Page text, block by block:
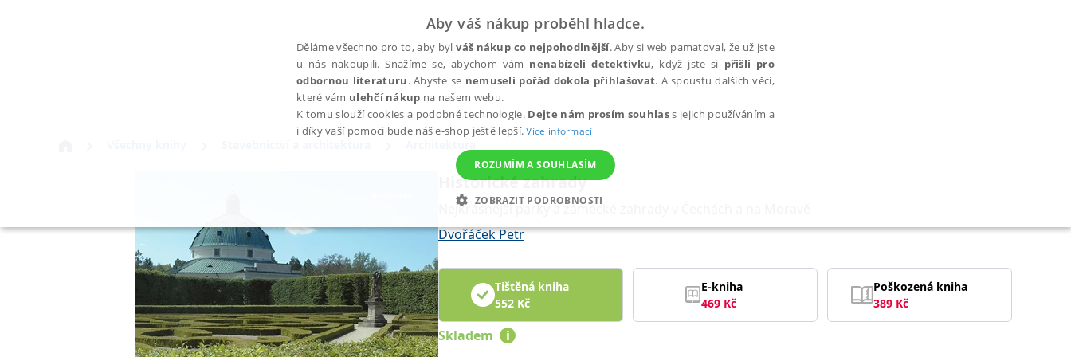
Historické zahrady
Nejkrásnější parky a zámecké zahrady v Čechách a na Moravě
Dvořáček Petr
Tištěná kniha
552 Kč
E-kniha
469 Kč
Poškozená kniha
389 Kč
Skladem i
Aby váš nákup proběhl hladce.
Děláme všechno pro to, aby bylváš nákup co nejpohodlnější. Aby si web pamatoval, že už jste
u nás nakoupili. Snažíme se, abychom vám nenabízeli detektivku, když jste si přišli pro
odbornou literaturu. Abyste se nemuseli pořád dokola přihlašovat. A spoustu dalších věcí,
které vám ulehčí nákup na našem webu.
K tomu slouží cookies a podobné technologie. Dejte nám prosím souhlass jejich používáním a
i díky vaší pomoci bude náš e-shop ještě lepší.Více informací
ROZUMÍM A SOUHLASÍM
ZOBRAZIT PODROBNOSTI
NEZBYTNÉ ANALYTICKÉ MARKETINGOVÉ FUNKČNÍ NEZAŘAZENÉ SOUBORY
Nezbytné Analytické Marketingové Nezařazené soubory
Nezbytně nutné soubory cookie umožňují základní funkce webových stránek, jako je přihlášení uživatele a správa účtu. Webové stránky nelze bez nezbytně nutných souborů cookie správně používat.
Provider /